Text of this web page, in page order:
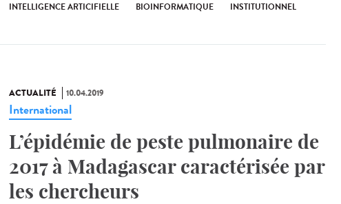
INTELLIGENCE ARTICIFIELLE BIOINFORMATIQUE INSTITUTIONNEL
ACTUALITÉ 10.04.2019
International
L’épidémie de peste pulmonaire de
2017 à Madagascar caractérisée par
les chercheurs